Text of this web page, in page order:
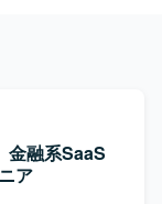
金融系SaaS
ア